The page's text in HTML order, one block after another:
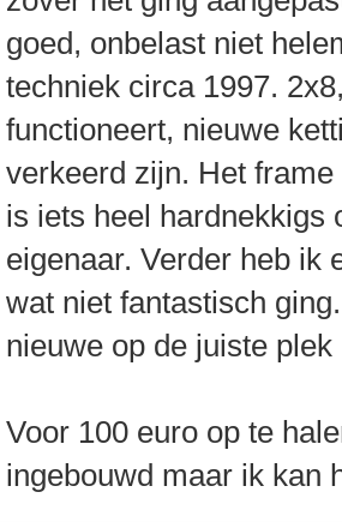
goed, onbelast niet
techniek circa 1997.
functioneert, nieuwe
verkeerd zijn. Het
is iets heel hardnekkigs
eigenaar. Verder heb ik
wat niet fantastisch
nieuwe op de juiste plek
Voor 100 euro op te
ingebouwd maar ik kan